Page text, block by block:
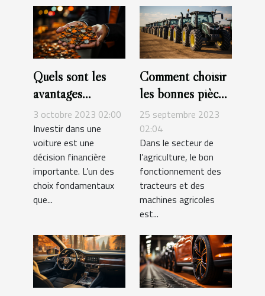
Quels sont les
avantages
d'investir dans
des voitures
d'occasion ?
3 octobre 2023 02:00
Investir dans une
voiture est une
décision financière
importante. L’un des
choix fondamentaux
que...
Comment choisir
les bonnes pièces
et accessoires
pour vos
tracteurs et
machines
agricoles ?
25 septembre 2023
02:04
Dans le secteur de
l’agriculture, le bon
fonctionnement des
tracteurs et des
machines agricoles
est...